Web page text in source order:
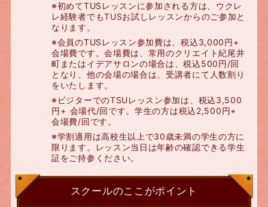
※初めてTUSレッスンに参加される方は、ウクレ
レ経験者でもTUSお試しレッスンからのご参加と
なります。
※会員のTUSレッスン参加費は、税込3,000円+
会場費です。会場費は、常用のクリエイト紀尾井
町またはイデアサロンの場合は、税込500円/回
となり、他の会場の場合は、受講者にて人数割り
をいたします。
※ビジターでのTSUレッスン参加は、税込3,500
円+ 会場代/回です。学生の方は税込2,500円+
会場費/回です。
※学割適用は高校生以上で30歳未満の学生の方に
限ります。レッスン当日は年齢の確認できる学生
証をご持参ください。
スクールのここがポイント